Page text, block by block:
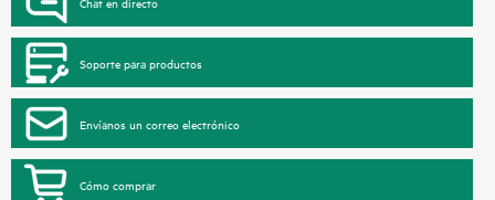
Soporte para productos
Envíanos un correo electrónico
Cómo comprar